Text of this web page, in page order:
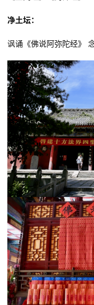
净土坛：
讽诵《佛说阿弥陀经》